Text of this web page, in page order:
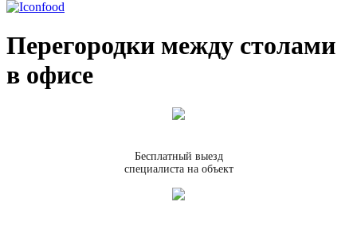
Перегородки между столами
в офисе
Бесплатный выезд
специалиста на объект